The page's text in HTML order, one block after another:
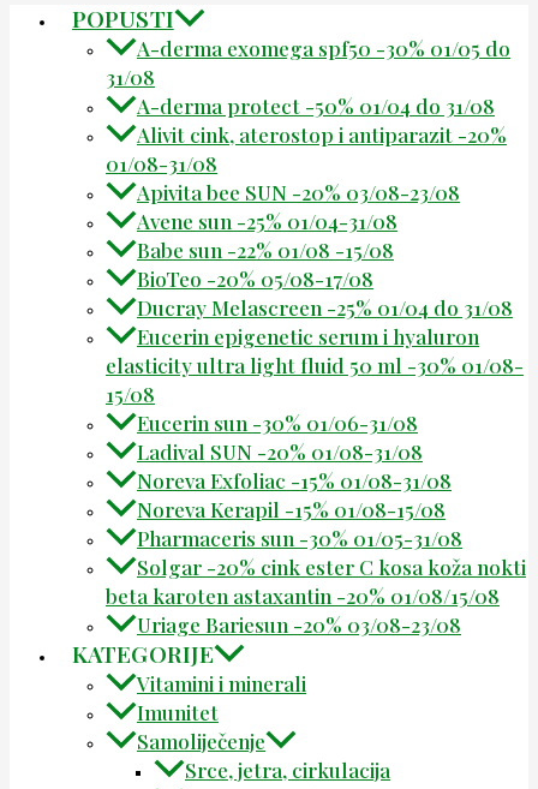
POPUSTI
A-derma exomega spf50 -30% 01/05 do
31/08
A-derma protect -50% 01/04 do 31/08
Alivit cink, aterostop i antiparazit -20%
01/08-31/08
Apivita bee SUN -20% 03/08-23/08
Avene sun -25% 01/04-31/08
Babe sun -22% 01/08 -15/08
BioTeo -20% 05/08-17/08
Ducray Melascreen -25% 01/04 do 31/08
Eucerin epigenetic serum i hyaluron
elasticity ultra light fluid 50 ml -30% 01/08-
15/08
Eucerin sun -30% 01/06-31/08
Ladival SUN -20% 01/08-31/08
Noreva Exfoliac -15% 01/08-31/08
Noreva Kerapil -15% 01/08-15/08
Pharmaceris sun -30% 01/05-31/08
Solgar -20% cink ester C kosa koža nokti
beta karoten astaxantin -20% 01/08/15/08
Uriage Bariesun -20% 03/08-23/08
KATEGORIJE
Vitamini i minerali
Imunitet
Samoliječenje
Srce, jetra, cirkulacija